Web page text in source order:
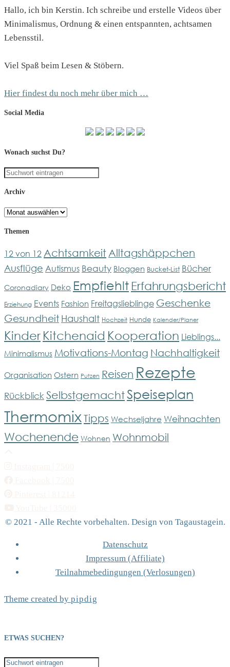
Hallo, ich bin Kerstin. Ich schreibe und erstelle Videos über
Minimalismus, Ordnung & einen entspannten, achtsamen
Lebensstil.
Viel Spaß beim Lesen & Stöbern.
Hier findest du noch mehr über mich …
Social Media
Wonach suchst Du?
Archiv
Archiv
Themen
12 von 12 Achtsamkeit Alltagshäppchen
Ausflüge Autismus Beauty Bloggen Bucket-List Bücher
Coronadiary Deko Empfiehlt Erfahrungsbericht
Erziehung Events Fashion Freitagslieblinge Geschenke
Gesundheit Haushalt Hochzeit Hunde Kalender/Planer
Kinder Kitchenaid Kooperation Lieblings...
Minimalismus Motivations-Montag Nachhaltigkeit
Organisation Ostern Putzen Reisen Rezepte
Rückblick SelbstgemachtSpeiseplan
Thermomix Tipps Wechseljahre Weihnachten
Wochenende Wohnen Wohnmobil
© 2021 - Alle Rechte vorbehalten. Design von Tagaustagein.
Datenschutz
Impressum (Affiliate)
Teilnahmebedingungen (Verlosungen)
Theme created by pipdig
ETWAS SUCHEN?